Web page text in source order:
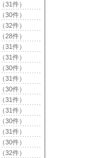
（31件）
（30件）
（32件）
（28件）
（31件）
（31件）
（30件）
（31件）
（30件）
（31件）
（31件）
（30件）
（31件）
（30件）
（32件）